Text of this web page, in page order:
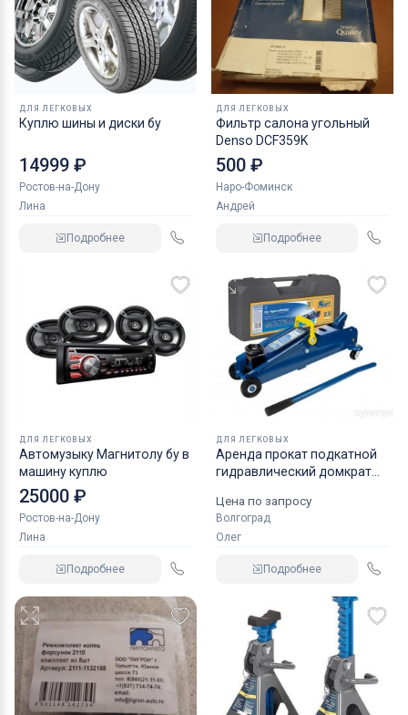
ДЛЯ ЛЕГКОВЫХ
Куплю шины и диски бу
14999 ₽
Ростов-на-Дону
Лина
Подробнее
ДЛЯ ЛЕГКОВЫХ
Фильтр салона угольный
Denso DCF359K
500 ₽
Наро-Фоминск
Андрей
Подробнее
ДЛЯ ЛЕГКОВЫХ
Автомузыку Магнитолу бу в
машину куплю
25000 ₽
Ростов-на-Дону
Лина
Подробнее
ДЛЯ ЛЕГКОВЫХ
Аренда прокат подкатной
гидравлический домкрат
Цена по запросу
Волгоград
Олег
Подробнее